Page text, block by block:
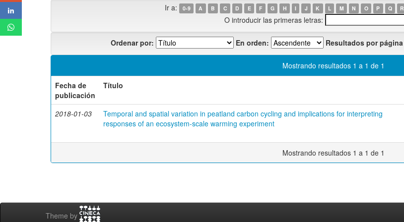
Ir a: 0-9 A B C D E F G H I J K L M N O P Q R
O introducir las primeras letras:
Ordenar por: En orden: Resultados por página
Mostrando resultados 1 a 1 de 1
Fecha de
publicación
Título
2018-01-03
Temporal and spatial variation in peatland carbon cycling and implications for interpreting
responses of an ecosystem-scale warming experiment
Mostrando resultados 1 a 1 de 1
Theme by